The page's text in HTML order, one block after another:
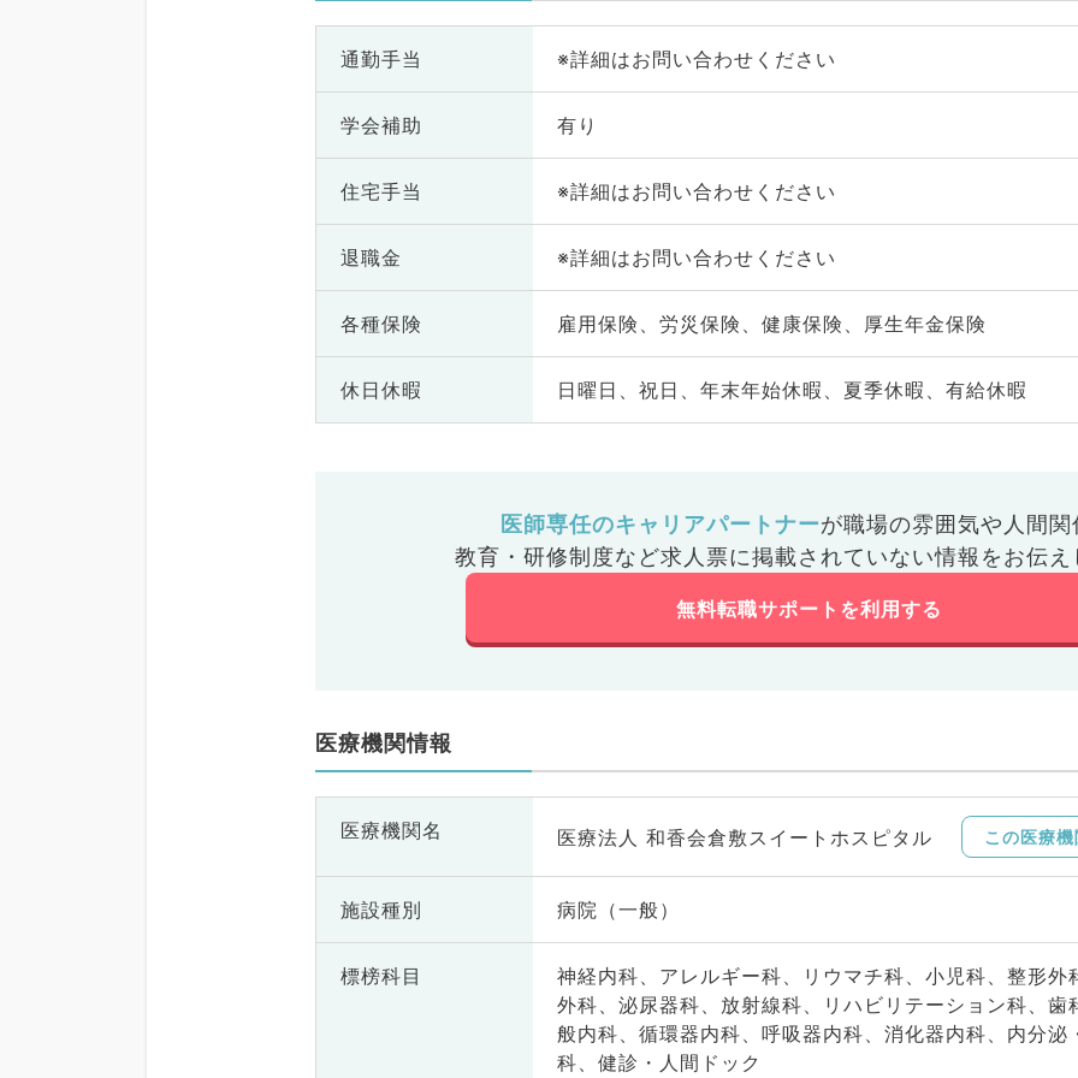
通勤手当 ※詳細はお問い合わせください
学会補助 有り
住宅手当 ※詳細はお問い合わせください
退職金 ※詳細はお問い合わせください
各種保険 雇用保険、労災保険、健康保険、厚生年金保険
休日休暇 日曜日、祝日、年末年始休暇、夏季休暇、有給休暇
医師専任のキャリアパートナーが職場の雰囲気や人間関
教育・研修制度など求人票に掲載されていない情報をお伝え
無料転職サポートを利用する
医療機関情報
医療機関名 医療法人 和香会倉敷スイートホスピタル この医療
施設種別 病院（一般）
標榜科目
神経内科、アレルギー科、リウマチ科、小児科、整形外
外科、泌尿器科、放射線科、リハビリテーション科、歯
般内科、循環器内科、呼吸器内科、消化器内科、内分泌
科、健診・人間ドック